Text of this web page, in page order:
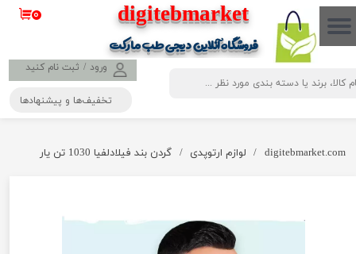
​​​​​​​​digitebmarket
فروشگاه آنلاین دیجی طب مارکت
ورود / ثبت نام کنید
حساب کاربری من
تغییر گذر واژه
۰
تخفیف‌ها و پیشنهادها
digitebmarket.com لوازم ارتوپدی گردن بند فیلادلفیا 1030 تن یار